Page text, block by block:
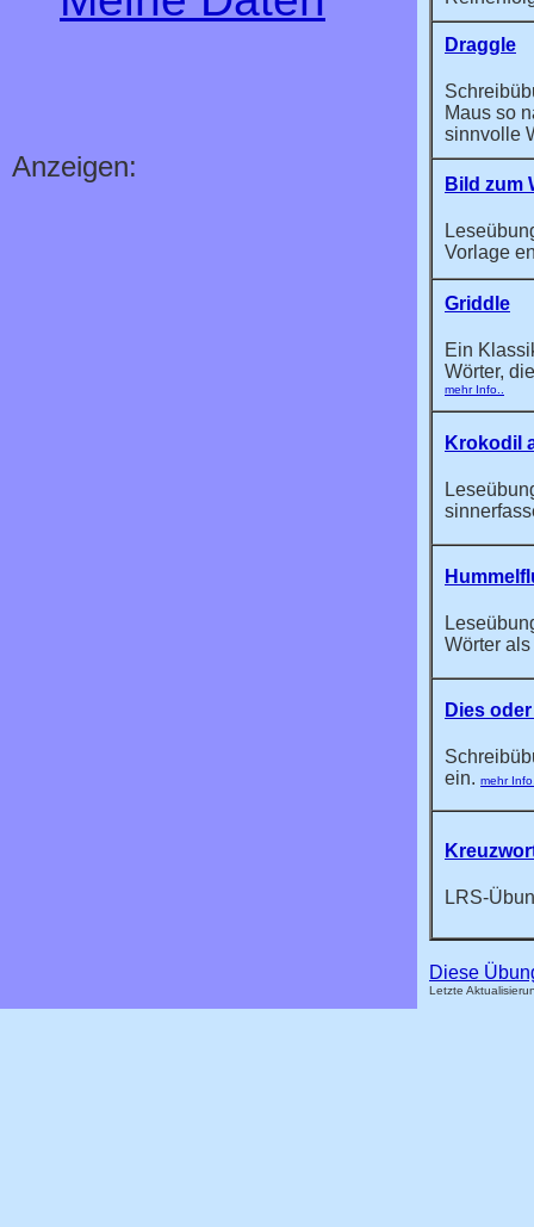
Anzeigen:
Draggle
Maus so
sinnvolle
Bild zum
Vorlage
Griddle
Ein
Wörter,
mehr Info..
Krokodil
Wörter
Dies
ein. mehr
LRS-
Diese
Letzte